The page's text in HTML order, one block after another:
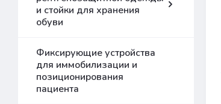
и стойки для хранения
обуви
Фиксирующие устройства
для иммобилизации и
позиционирования
пациента